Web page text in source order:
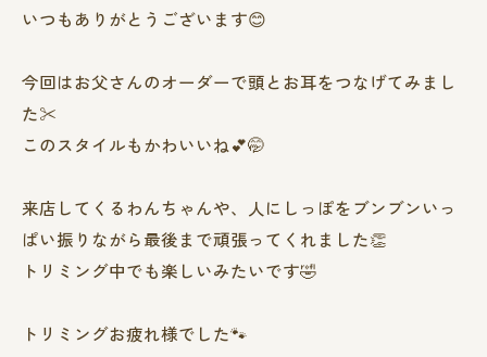
いつもありがとうございます😊
今回はお父さんのオーダーで頭とお耳をつなげてみまし
た✂️
このスタイルもかわいいね💕🤭
来店してくるわんちゃんや、人にしっぽをブンブンいっ
ぱい振りながら最後まで頑張ってくれました👏
トリミング中でも楽しいみたいです🤣
トリミングお疲れ様でした🐾